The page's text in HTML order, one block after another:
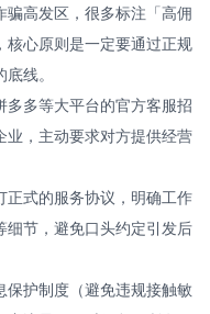
高发区，很多标注「高佣
心原则是一定要通过正规
线。
多多等大平台的官方客服招
，主动要求对方提供经营
正式的服务协议，明确工作
细节，避免口头约定引发后
保护制度（避免违规接触敏